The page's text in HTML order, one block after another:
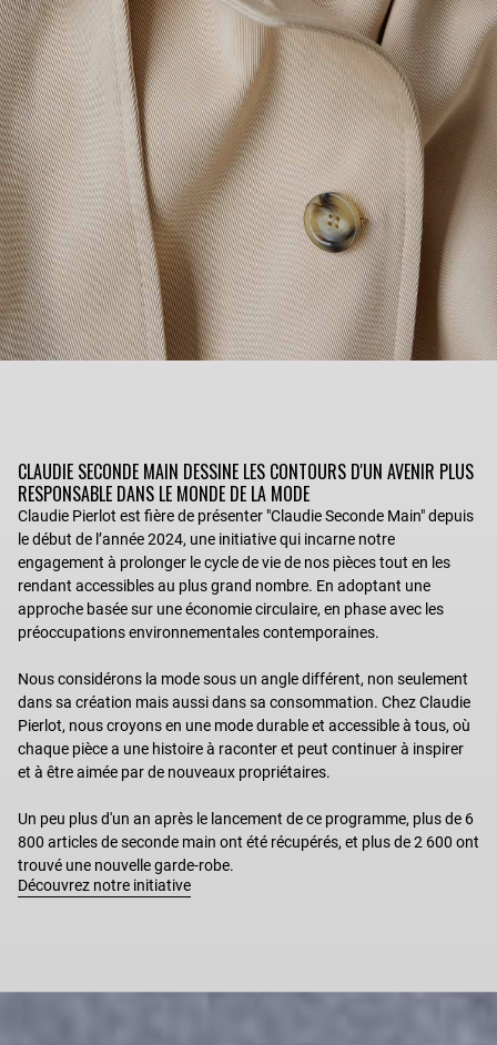
CLAUDIE SECONDE MAIN DESSINE LES CONTOURS D'UN AVENIR PLUS
RESPONSABLE DANS LE MONDE DE LA MODE
Claudie Pierlot est fière de présenter "Claudie Seconde Main" depuis
le début de l’année 2024, une initiative qui incarne notre
engagement à prolonger le cycle de vie de nos pièces tout en les
rendant accessibles au plus grand nombre. En adoptant une
approche basée sur une économie circulaire, en phase avec les
préoccupations environnementales contemporaines.
Nous considérons la mode sous un angle différent, non seulement
dans sa création mais aussi dans sa consommation. Chez Claudie
Pierlot, nous croyons en une mode durable et accessible à tous, où
chaque pièce a une histoire à raconter et peut continuer à inspirer
et à être aimée par de nouveaux propriétaires.
Un peu plus d'un an après le lancement de ce programme, plus de 6
800 articles de seconde main ont été récupérés, et plus de 2 600 ont
trouvé une nouvelle garde-robe.
Découvrez notre initiative